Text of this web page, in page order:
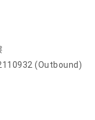
(Outbound)